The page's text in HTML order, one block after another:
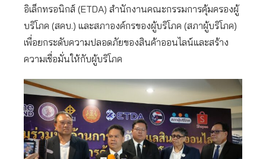
อิเล็กทรอนิกส์ (ETDA) สำนักงานคณะกรรมการคุ้มครองผู้
บริโภค (สคบ.) และสภาองค์กรของผู้บริโภค (สภาผู้บริโภค)
เพื่อยกระดับความปลอดภัยของสินค้าออนไลน์และสร้าง
ความเชื่อมั่นให้กับผู้บริโภค